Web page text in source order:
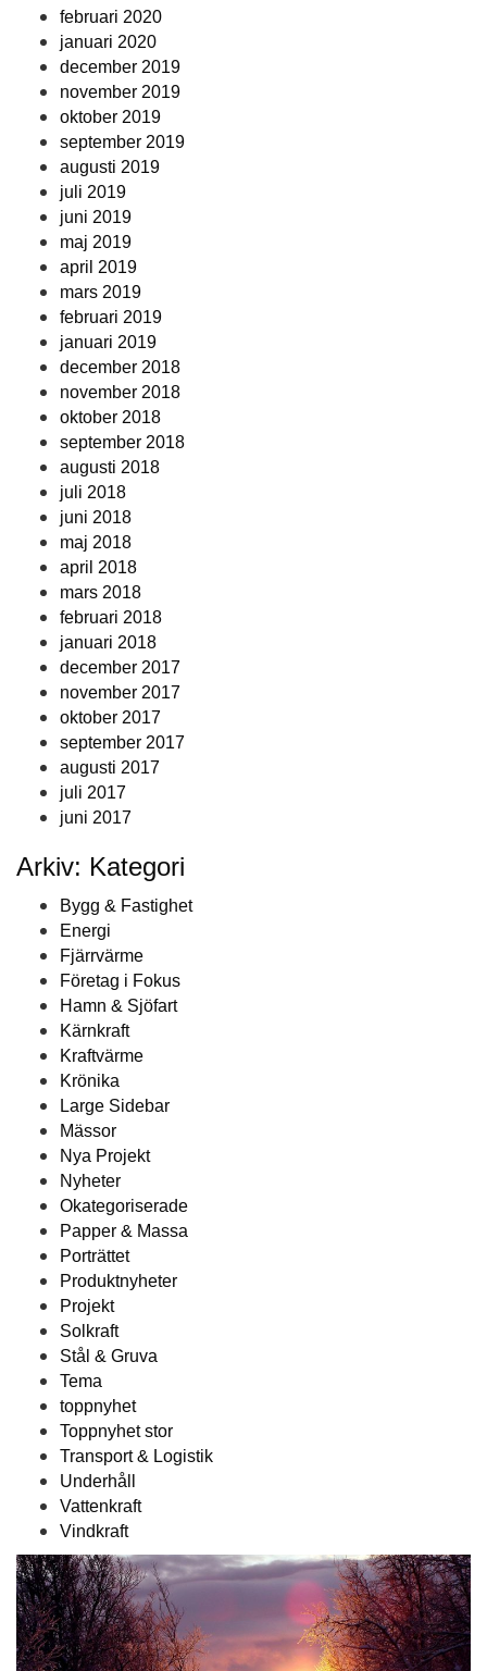
februari 2020
januari 2020
december 2019
november 2019
oktober 2019
september 2019
augusti 2019
juli 2019
juni 2019
maj 2019
april 2019
mars 2019
februari 2019
januari 2019
december 2018
november 2018
oktober 2018
september 2018
augusti 2018
juli 2018
juni 2018
maj 2018
april 2018
mars 2018
februari 2018
januari 2018
december 2017
november 2017
oktober 2017
september 2017
augusti 2017
juli 2017
juni 2017
Arkiv: Kategori
Bygg & Fastighet
Energi
Fjärrvärme
Företag i Fokus
Hamn & Sjöfart
Kärnkraft
Kraftvärme
Krönika
Large Sidebar
Mässor
Nya Projekt
Nyheter
Okategoriserade
Papper & Massa
Porträttet
Produktnyheter
Projekt
Solkraft
Stål & Gruva
Tema
toppnyhet
Toppnyhet stor
Transport & Logistik
Underhåll
Vattenkraft
Vindkraft